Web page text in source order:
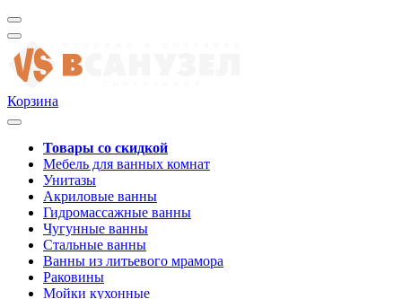
Корзина
Товары со скидкой
Мебель для ванных комнат
Унитазы
Акриловые ванны
Гидромассажные ванны
Чугунные ванны
Стальные ванны
Ванны из литьевого мрамора
Раковины
Мойки кухонные